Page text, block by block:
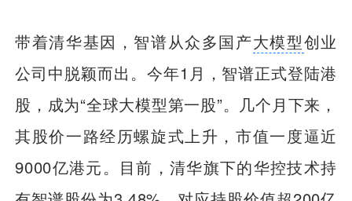
带着清华基因，智谱从众多国产大模型创业
公司中脱颖而出。今年1月，智谱正式登陆港
股，成为“全球大模型第一股”。几个月下来，
其股价一路经历螺旋式上升，市值一度逼近
9000亿港元。目前，清华旗下的华控技术持